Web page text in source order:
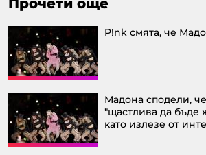
P!nk смята, че
Мадона сподели,
"щастлива да бъде
като излезе от